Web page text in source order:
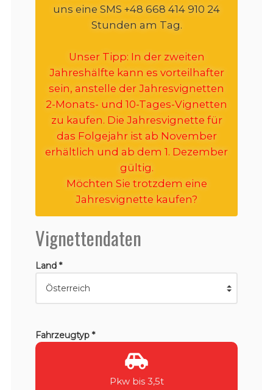
uns eine SMS +48 668 414 910 24
Stunden am Tag.
Unser Tipp: In der zweiten
Jahreshälfte kann es vorteilhafter
sein, anstelle der Jahresvignetten
2-Monats- und 10-Tages-Vignetten
zu kaufen. Die Jahresvignette für
das Folgejahr ist ab November
erhältlich und ab dem 1. Dezember
gültig.
Möchten Sie trotzdem eine
Jahresvignette kaufen?
Vignettendaten
Land *
Fahrzeugtyp *
Pkw bis 3,5t